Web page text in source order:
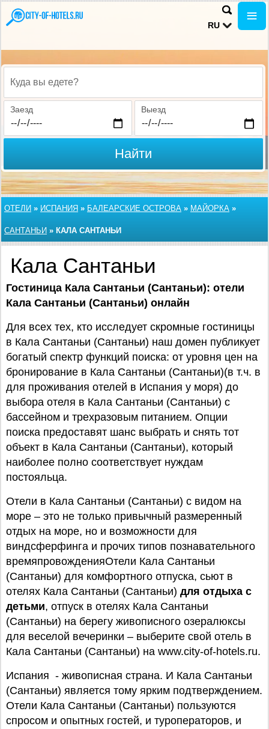
RU
Куда вы едете?
Заезд Выезд
Найти
ОТЕЛИ » ИСПАНИЯ » БАЛЕАРСКИЕ ОСТРОВА » МАЙОРКА »
САНТАНЬИ » КАЛА САНТАНЬИ
Кала Сантаньи
Гостиница Кала Сантаньи (Сантаньи): отели
Кала Сантаньи (Сантаньи) онлайн
Для всех тех, кто исследует скромные гостиницы
в Кала Сантаньи (Сантаньи) наш домен публикует
богатый спектр функций поиска: от уровня цен на
бронирование в Кала Сантаньи (Сантаньи)(в т.ч. в
для проживания отелей в Испания у моря) до
выбора отеля в Кала Сантаньи (Сантаньи) с
бассейном и трехразовым питанием. Опции
поиска предоставят шанс выбрать и снять тот
объект в Кала Сантаньи (Сантаньи), который
наиболее полно соответствует нуждам
постояльца.
Отели в Кала Сантаньи (Сантаньи) с видом на
море – это не только привычный размеренный
отдых на море, но и возможности для
виндсферфинга и прочих типов познавательного
времяпровожденияОтели Кала Сантаньи
(Сантаньи) для комфортного отпуска, сьют в
отелях Кала Сантаньи (Сантаньи) для отдыха с
детьми, отпуск в отелях Кала Сантаньи
(Сантаньи) на берегу живописного озералюксы
для веселой вечеринки – выберите свой отель в
Кала Сантаньи (Сантаньи) на www.city-of-hotels.ru.
Испания - живописная страна. И Кала Сантаньи
(Сантаньи) является тому ярким подтверждением.
Отели Кала Сантаньи (Сантаньи) пользуются
спросом и опытных гостей, и туроператоров, и